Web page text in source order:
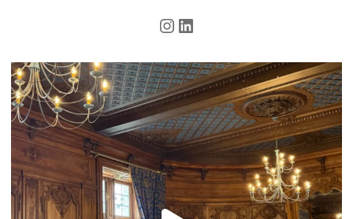
Instagram
LinkedIn